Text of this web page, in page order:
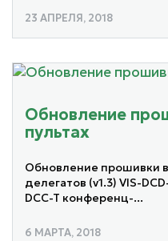
23 АПРЕЛЯ, 2018
Обновление
пультах
Обновление прошивки
делегатов (v1.3) VIS-
DCC-T конференц-...
6 МАРТА, 2018